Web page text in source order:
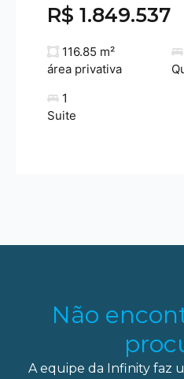
R$ 1.849.537
116.85 m²
área privativa
1
Suite
Não
A equipe da Infinity faz